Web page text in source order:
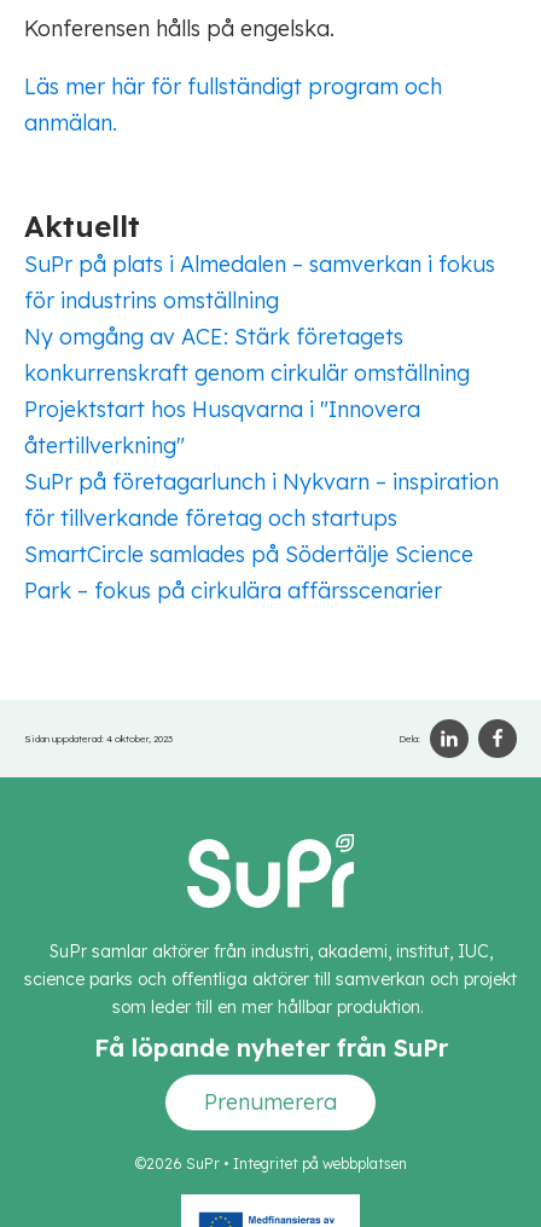
Konferensen hålls på engelska.
Läs mer här för fullständigt program och
anmälan.
Aktuellt
SuPr på plats i Almedalen – samverkan i fokus
för industrins omställning
Ny omgång av ACE: Stärk företagets
konkurrenskraft genom cirkulär omställning
Projektstart hos Husqvarna i "Innovera
återtillverkning"
SuPr på företagarlunch i Nykvarn – inspiration
för tillverkande företag och startups
SmartCircle samlades på Södertälje Science
Park – fokus på cirkulära affärsscenarier
Sidan uppdaterad: 4 oktober, 2023 Dela:
SuPr samlar aktörer från industri, akademi, institut, IUC,
science parks och offentliga aktörer till samverkan och projekt
som leder till en mer hållbar produktion.
Få löpande nyheter från SuPr
Prenumerera
©2026 SuPr • Integritet på webbplatsen